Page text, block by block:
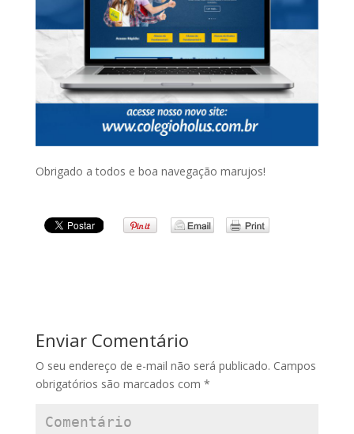
Obrigado a todos e boa navegação marujos!
Enviar Comentário
O seu endereço de e-mail não será publicado. Campos
obrigatórios são marcados com *